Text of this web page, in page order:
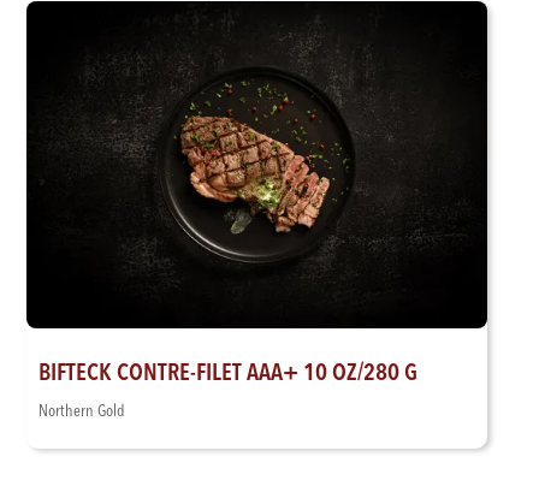
BIFTECK CONTRE-FILET AAA+ 10 OZ/280 G
Northern Gold